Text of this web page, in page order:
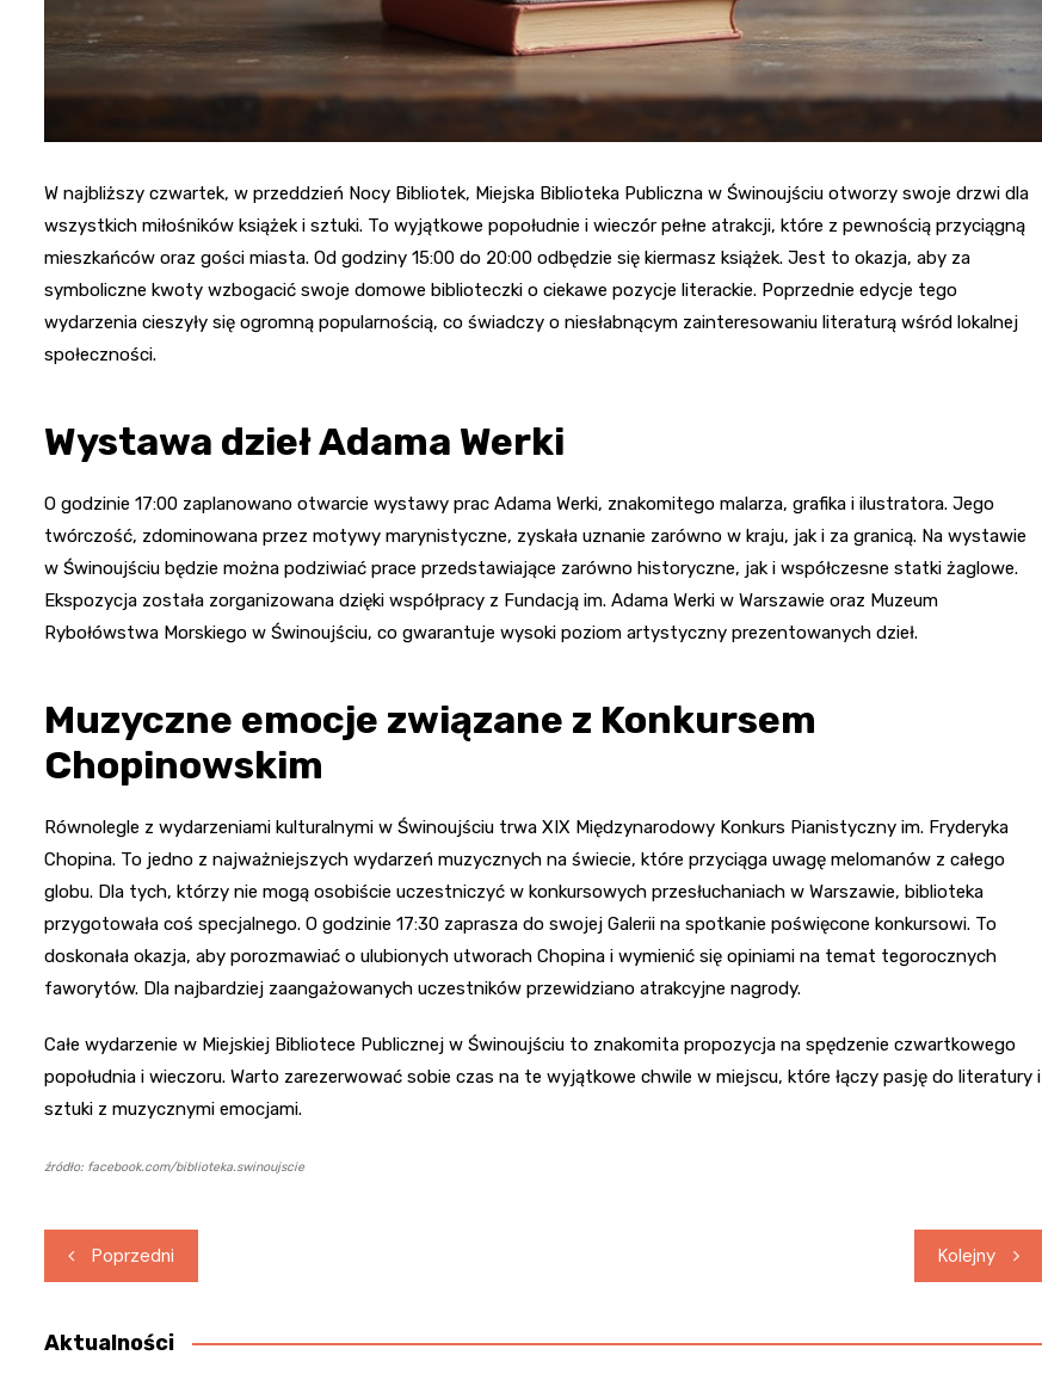
W najbliższy czwartek, w przeddzień Nocy Bibliotek, Miejska Biblioteka Publiczna w Świnoujściu otworzy swoje drzwi dla
wszystkich miłośników książek i sztuki. To wyjątkowe popołudnie i wieczór pełne atrakcji, które z pewnością przyciągną
mieszkańców oraz gości miasta. Od godziny 15:00 do 20:00 odbędzie się kiermasz książek. Jest to okazja, aby za
symboliczne kwoty wzbogacić swoje domowe biblioteczki o ciekawe pozycje literackie. Poprzednie edycje tego
wydarzenia cieszyły się ogromną popularnością, co świadczy o niesłabnącym zainteresowaniu literaturą wśród lokalnej
społeczności.
Wystawa dzieł Adama Werki
O godzinie 17:00 zaplanowano otwarcie wystawy prac Adama Werki, znakomitego malarza, grafika i ilustratora. Jego
twórczość, zdominowana przez motywy marynistyczne, zyskała uznanie zarówno w kraju, jak i za granicą. Na wystawie
w Świnoujściu będzie można podziwiać prace przedstawiające zarówno historyczne, jak i współczesne statki żaglowe.
Ekspozycja została zorganizowana dzięki współpracy z Fundacją im. Adama Werki w Warszawie oraz Muzeum
Rybołówstwa Morskiego w Świnoujściu, co gwarantuje wysoki poziom artystyczny prezentowanych dzieł.
Muzyczne emocje związane z Konkursem
Chopinowskim
Równolegle z wydarzeniami kulturalnymi w Świnoujściu trwa XIX Międzynarodowy Konkurs Pianistyczny im. Fryderyka
Chopina. To jedno z najważniejszych wydarzeń muzycznych na świecie, które przyciąga uwagę melomanów z całego
globu. Dla tych, którzy nie mogą osobiście uczestniczyć w konkursowych przesłuchaniach w Warszawie, biblioteka
przygotowała coś specjalnego. O godzinie 17:30 zaprasza do swojej Galerii na spotkanie poświęcone konkursowi. To
doskonała okazja, aby porozmawiać o ulubionych utworach Chopina i wymienić się opiniami na temat tegorocznych
faworytów. Dla najbardziej zaangażowanych uczestników przewidziano atrakcyjne nagrody.
Całe wydarzenie w Miejskiej Bibliotece Publicznej w Świnoujściu to znakomita propozycja na spędzenie czwartkowego
popołudnia i wieczoru. Warto zarezerwować sobie czas na te wyjątkowe chwile w miejscu, które łączy pasję do literatury i
sztuki z muzycznymi emocjami.
źródło: facebook.com/biblioteka.swinoujscie
Nawigacja
wpisu
Poprzedni Kolejny
Aktualności